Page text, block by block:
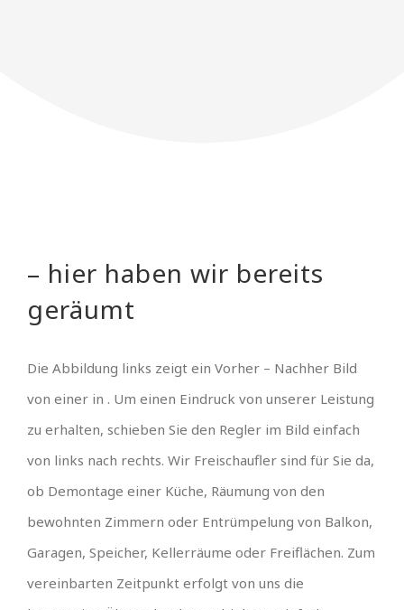
– hier haben wir bereits
geräumt
Die Abbildung links zeigt ein Vorher – Nachher Bild
von einer in . Um einen Eindruck von unserer Leistung
zu erhalten, schieben Sie den Regler im Bild einfach
von links nach rechts. Wir Freischaufler sind für Sie da,
ob Demontage einer Küche, Räumung von den
bewohnten Zimmern oder Entrümpelung von Balkon,
Garagen, Speicher, Kellerräume oder Freiflächen. Zum
vereinbarten Zeitpunkt erfolgt von uns die